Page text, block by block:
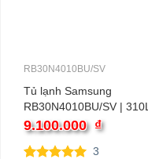
RB30N4010BU/SV
Tủ lạnh Samsung
RB30N4010BU/SV | 310L
2 cánh inverter
9.100.000 ₫
3